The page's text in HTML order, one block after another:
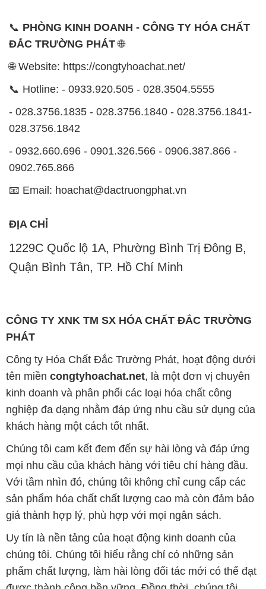
📞 PHÒNG KINH DOANH - CÔNG TY HÓA CHẤT
ĐẮC TRƯỜNG PHÁT🌐
🌐 Website: https://congtyhoachat.net/
📞 Hotline: - 0933.920.505 - 028.3504.5555
- 028.3756.1835 - 028.3756.1840 - 028.3756.1841-
028.3756.1842
- 0932.660.696 - 0901.326.566 - 0906.387.866 -
0902.765.866
📧 Email: hoachat@dactruongphat.vn
ĐỊA CHỈ
1229C Quốc lộ 1A, Phường Bình Trị Đông B,
Quận Bình Tân, TP. Hồ Chí Minh
CÔNG TY XNK TM SX HÓA CHẤT ĐẮC TRƯỜNG
PHÁT
Công ty Hóa Chất Đắc Trường Phát, hoạt động dưới
tên miền congtyhoachat.net, là một đơn vị chuyên
kinh doanh và phân phối các loại hóa chất công
nghiệp đa dạng nhằm đáp ứng nhu cầu sử dụng của
khách hàng một cách tốt nhất.
Chúng tôi cam kết đem đến sự hài lòng và đáp ứng
mọi nhu cầu của khách hàng với tiêu chí hàng đầu.
Với tầm nhìn đó, chúng tôi không chỉ cung cấp các
sản phẩm hóa chất chất lượng cao mà còn đảm bảo
giá thành hợp lý, phù hợp với mọi ngân sách.
Uy tín là nền tảng của hoạt động kinh doanh của
chúng tôi. Chúng tôi hiểu rằng chỉ có những sản
phẩm chất lượng, làm hài lòng đối tác mới có thể đạt